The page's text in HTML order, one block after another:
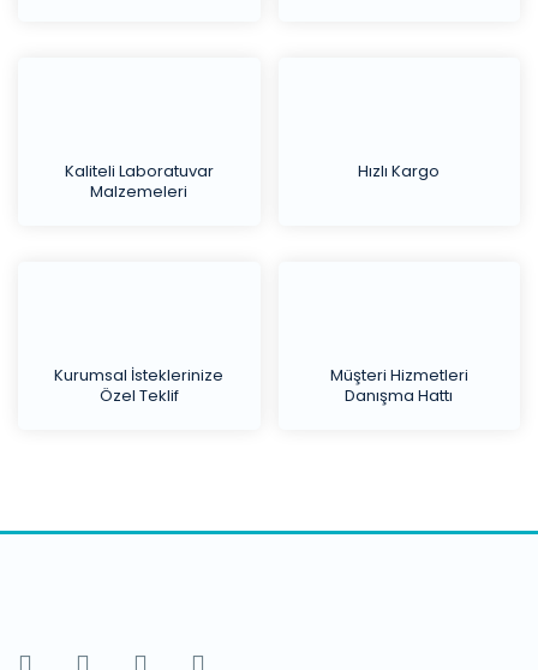
Kaliteli Laboratuvar
Malzemeleri
Hızlı Kargo
Kurumsal İsteklerinize
Özel Teklif
Müşteri Hizmetleri
Danışma Hattı